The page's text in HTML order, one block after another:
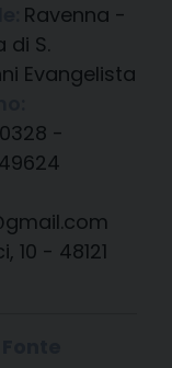
Ravenna -
di S.
Evangelista
-
10 - 48121